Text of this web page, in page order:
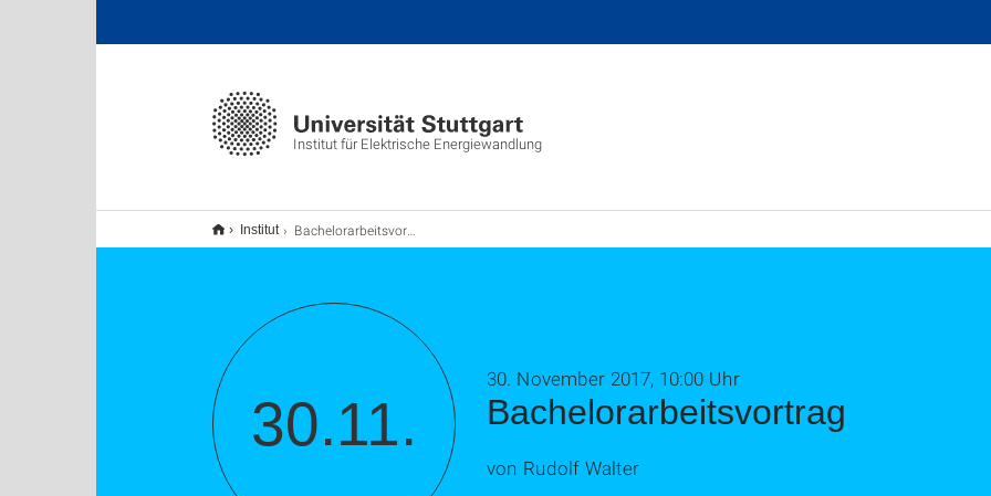
Institut für Elektrische Energiewandlung
Institut Bachelorarbeitsvortrag
30.11. Bachelorarbeitsvortrag
30. November 2017, 10:00 Uhr
von Rudolf Walter